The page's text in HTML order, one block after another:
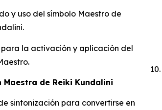
y uso del símbolo Maestro de
para la activación y aplicación del
Maestra de Reiki Kundalini
sintonización para convertirse en